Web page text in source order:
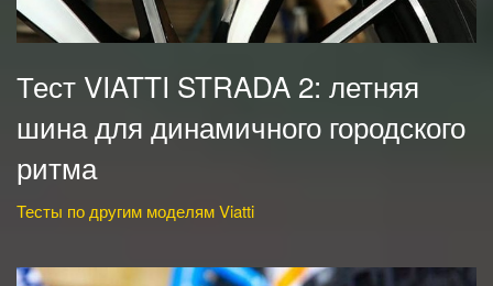
Тест VIATTI STRADA 2: летняя
шина для динамичного городского
ритма
Тесты по другим моделям Viatti